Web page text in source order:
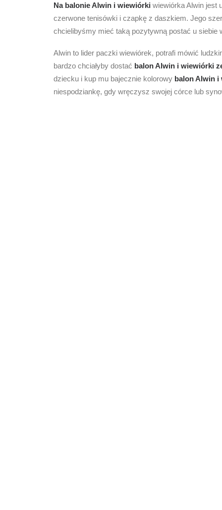
Na balonie Alwin i wiewiórki wiewiórka Alwin jest
czerwone tenisówki i czapkę z daszkiem. Jego
chcielibyśmy mieć taką pozytywną postać u siebie
Alwin to lider paczki wiewiórek, potrafi mówić
bardzo chciałyby dostać balon Alwin i wiewiórki
dziecku i kup mu bajecznie kolorowy balon Alwin i
niespodziankę, gdy wręczysz swojej córce lub